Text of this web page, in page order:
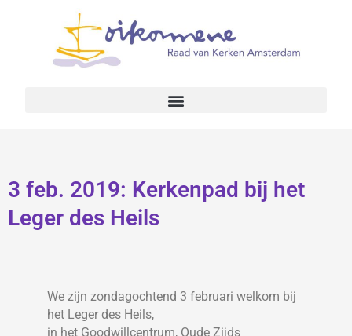
3 feb. 2019: Kerkenpad bij het
Leger des Heils
We zijn zondagochtend 3 februari welkom bij
het Leger des Heils,
in het Goodwillcentrum, Oude Zijds